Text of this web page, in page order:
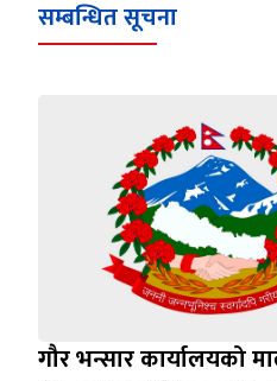
सम्बन्धित सूचना
गौर भन्सार कार्यालयको